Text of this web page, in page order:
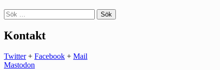
Sök
efter:
Kontakt
Twitter+ Facebook + Mail
Mastodon